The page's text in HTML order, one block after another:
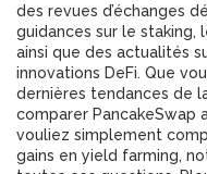
des revues d’échanges
guidances sur le staking,
ainsi que des actualités
innovations DeFi. Que
dernières tendances de
comparer PancakeSwap
vouliez simplement
gains en yield farming,